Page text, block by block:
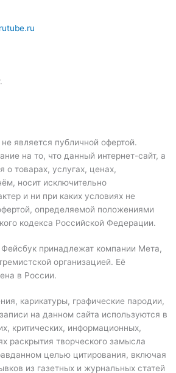
является публичной офертой.
на то, что данный интернет-сайт, а
о товарах, услугах, ценах,
носит исключительно
и ни при каких условиях не
определяемой положениями
кодекса Российской Федерации.
принадлежат компании Мета,
организацией. Её
в России.
карикатуры, графические пародии,
на данном сайта используются в
критических, информационных,
раскрытия творческого замысла
целью цитирования, включая
из газетных и журнальных статей